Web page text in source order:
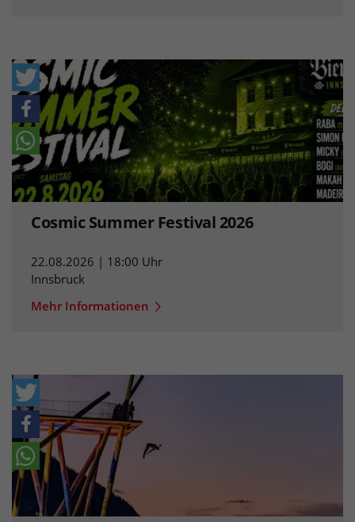
Cosmic Summer Festival 2026
22.08.2026 | 18:00 Uhr
Innsbruck
Mehr Informationen